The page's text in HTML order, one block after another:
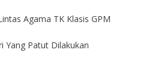
Agama TK Klasis GPM
Yang Patut Dilakukan